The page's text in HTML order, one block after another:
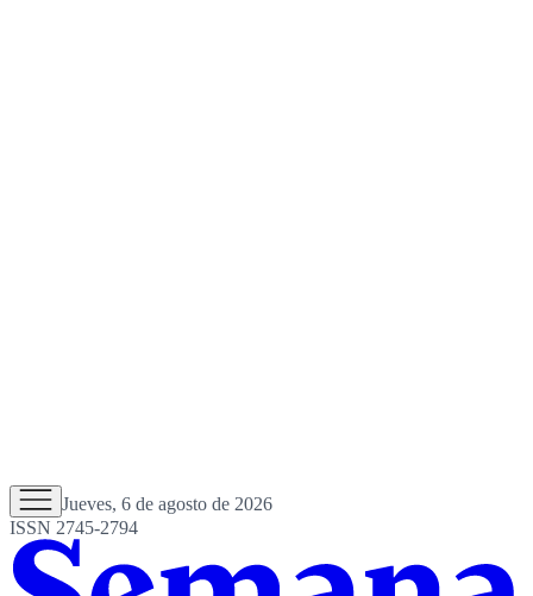
Jueves, 6 de agosto de 2026
ISSN 2745-2794